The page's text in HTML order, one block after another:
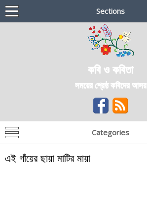
Sections
কবি ও কবিতা
সময়ের শ্রেষ্ঠ কবিদের আসর
Categories
এই গাঁয়ের ছায়া মাটির মায়া